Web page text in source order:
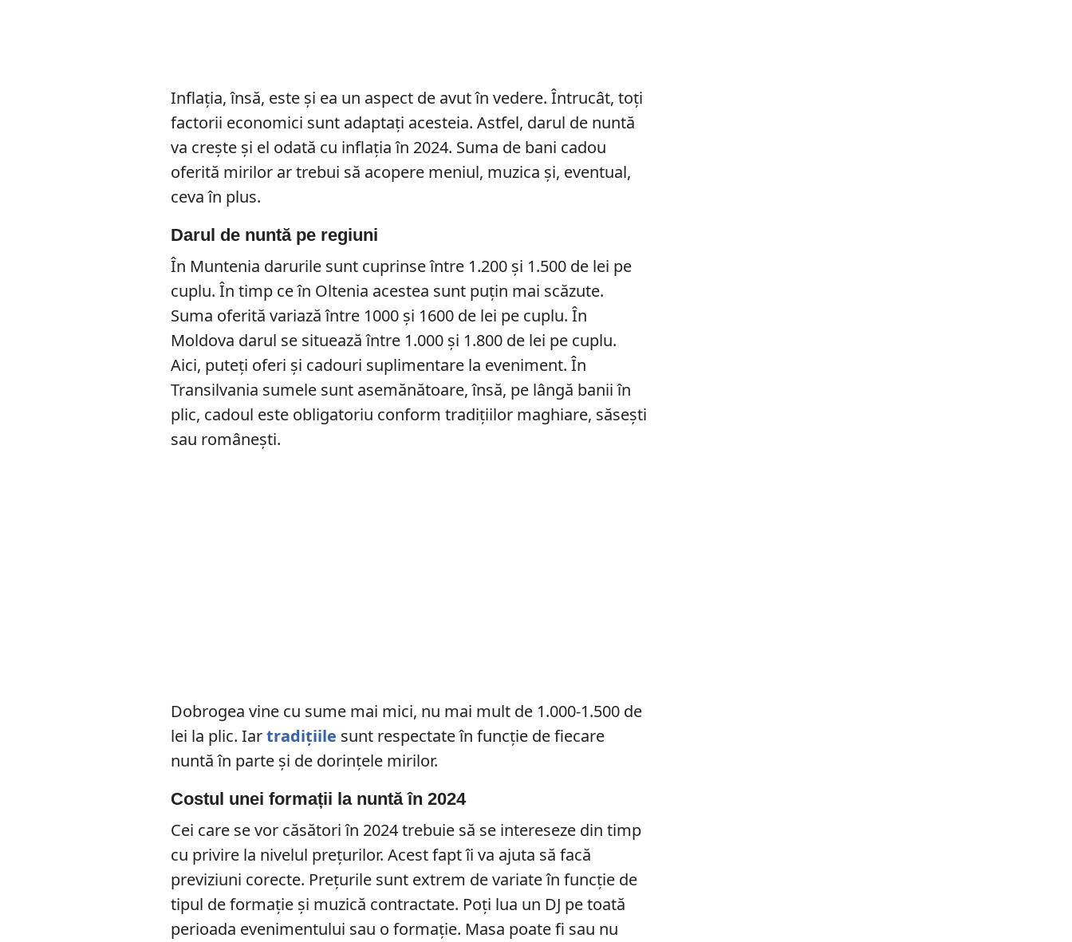
Inflația, însă, este și ea un aspect de avut în vedere. Întrucât, toți
factorii economici sunt adaptați acesteia. Astfel, darul de nuntă
va crește și el odată cu inflația în 2024. Suma de bani cadou
oferită mirilor ar trebui să acopere meniul, muzica şi, eventual,
ceva în plus.
Darul de nuntă pe regiuni
În Muntenia darurile sunt cuprinse între 1.200 și 1.500 de lei pe
cuplu. În timp ce în Oltenia acestea sunt puțin mai scăzute.
Suma oferită variază între 1000 și 1600 de lei pe cuplu. În
Moldova darul se situează între 1.000 și 1.800 de lei pe cuplu.
Aici, puteți oferi și cadouri suplimentare la eveniment. În
Transilvania sumele sunt asemănătoare, însă, pe lângă banii în
plic, cadoul este obligatoriu conform tradițiilor maghiare, săsești
sau românești.
Dobrogea vine cu sume mai mici, nu mai mult de 1.000-1.500 de
lei la plic. Iartradițiile sunt respectate în funcție de fiecare
nuntă în parte și de dorințele mirilor.
Costul unei formații la nuntă în 2024
Cei care se vor căsători în 2024 trebuie să se intereseze din timp
cu privire la nivelul prețurilor. Acest fapt îi va ajuta să facă
previziuni corecte. Prețurile sunt extrem de variate în funcție de
tipul de formație și muzică contractate. Poți lua un DJ pe toată
perioada evenimentului sau o formație. Masa poate fi sau nu